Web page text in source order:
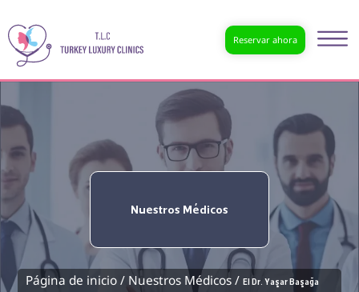
Reservar ahora
Nuestros Médicos
Página de inicio / Nuestros Médicos /El Dr. Yaşar Başağa